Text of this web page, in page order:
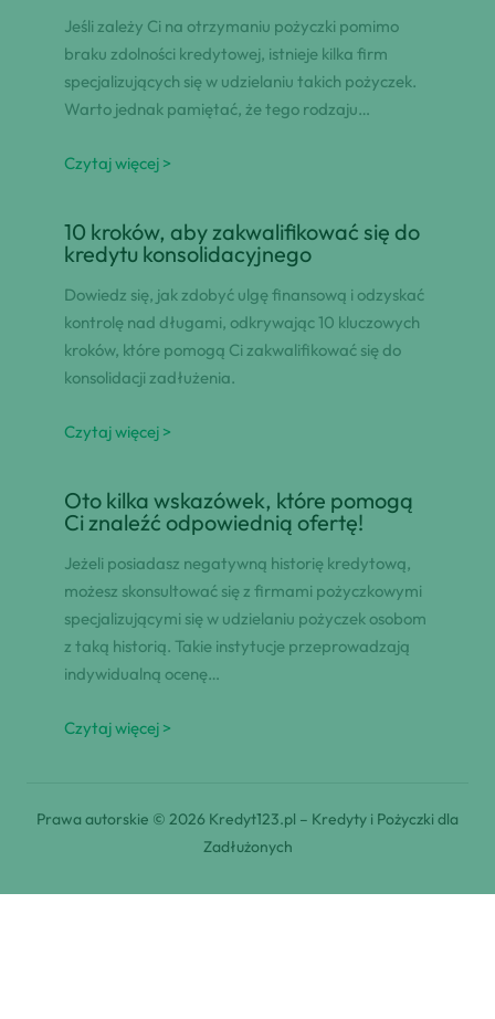
Jeśli zależy Ci na otrzymaniu pożyczki pomimo
braku zdolności kredytowej, istnieje kilka firm
specjalizujących się w udzielaniu takich pożyczek.
Warto jednak pamiętać, że tego rodzaju…
Czytaj więcej >
10 kroków, aby zakwalifikować się do
kredytu konsolidacyjnego
Dowiedz się, jak zdobyć ulgę finansową i odzyskać
kontrolę nad długami, odkrywając 10 kluczowych
kroków, które pomogą Ci zakwalifikować się do
konsolidacji zadłużenia.
Czytaj więcej >
Oto kilka wskazówek, które pomogą
Ci znaleźć odpowiednią ofertę!
Jeżeli posiadasz negatywną historię kredytową,
możesz skonsultować się z firmami pożyczkowymi
specjalizującymi się w udzielaniu pożyczek osobom
z taką historią. Takie instytucje przeprowadzają
indywidualną ocenę…
Czytaj więcej >
Prawa autorskie © 2026 Kredyt123.pl – Kredyty i Pożyczki dla
Zadłużonych